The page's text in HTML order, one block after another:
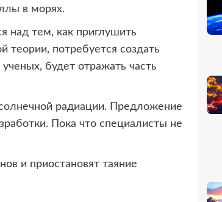
в морях.
над тем, как приглушить
потребуется создать
будет отражать часть
радиации. Предложение
Пока что специалисты не
и приостановят таяние